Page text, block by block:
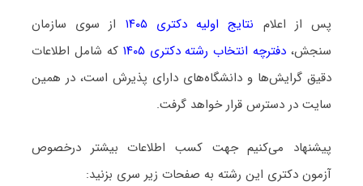
پس از اعلام نتایج اولیه دکتری ۱۴۰۵
از سوی سازمان
سنجش، دفترچه انتخاب رشته دکتری ۱۴۰۵
که شامل اطلاعات
دقیق گرایش‌ها و دانشگاه‌های دارای پذیرش است، در همین
سایت در دسترس قرار خواهد گرفت.
پیشنهاد می‌کنیم جهت کسب اطلاعات بیشتر درخصوص
آزمون دکتری این رشته به صفحات زیر سری بزنید: